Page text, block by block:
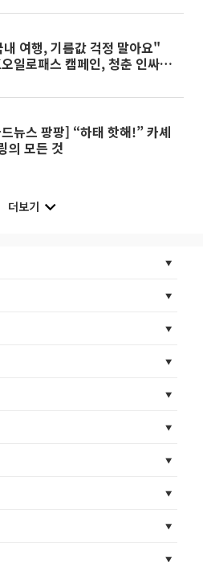
여행, 기름값 걱정 말아요"
일로패스 캠페인, 청춘 인싸템
뉴스 팡팡] “하태 핫해!” 카셰
의 모든 것
더보기